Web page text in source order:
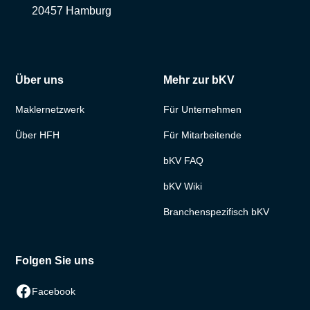
20457 Hamburg
Über uns
Maklernetzwerk
Über HFH
Mehr zur bKV
Für Unternehmen
Für Mitarbeitende
bKV FAQ
bKV Wiki
Branchenspezifisch bKV
Folgen Sie uns
Facebook